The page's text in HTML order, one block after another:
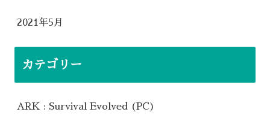
2021年5月
カテゴリー
ARK : Survival Evolved (PC)